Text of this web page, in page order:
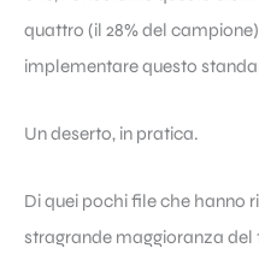
quattro (il 28% del
implementare questo
Un deserto, in pratica.
Di quei pochi file che hanno
stragrande maggioranza